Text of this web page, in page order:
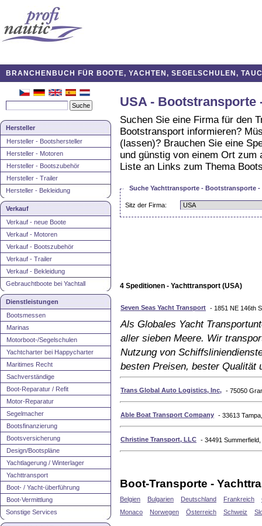
BRANCHENBUCH FÜR BOOTE, YACHTEN, SEGELSCHULEN,
Hersteller
Hersteller - Bootshersteller
Hersteller - Motoren
Hersteller - Bootszubehör
Hersteller - Trailer
Hersteller - Bekleidung
Verkauf
Verkauf - neue Boote
Verkauf - Motoren
Verkauf - Bootszubehör
Verkauf - Trailer
Verkauf - Bekleidung
Gebrauchtboote bei Yachtall
Dienstleistungen
Bootsmessen
Marinas
Motorboot-/Segelschulen
Yachtcharter bei Happycharter
Maritimes Recht
Sachverständige
Boot-Reparatur / Refit
Motor-Reparatur
Segelmacher
Bootsfinanzierung
Bootsversicherung
Design/Bootspläne
Yachtlagerung / Winterlager
Yachttransport
Boot- / Yacht-überführung
Boot-Vermittlung
Sonstige Services
USA - Bootstransporte
Suchen Sie eine Firma für den
Bootstransport informieren?
(lassen)? Brauchen Sie eine
und günstig von einem Ort zum
Liste an Links zum Thema
Suche Yachttransporte - Bootstransporte
Sitz der Firma:
4 Speditionen - Yachttransport (USA)
Seven Seas Yacht Transport - 1851 NE 146th
Als Globales Yacht
aller sieben Meere. Wir
Nutzung von
besten Preisen, bester Qualität
Trans Global Auto Logistics, Inc, - 75050
Able Boat Transport Company - 33613
Christine Transport, LLC - 34491 Summerfield,
Boot-Transporte -
Belgien Bulgarien Deutschland Frankreich
Monaco
Norwegen Österreich Schweiz